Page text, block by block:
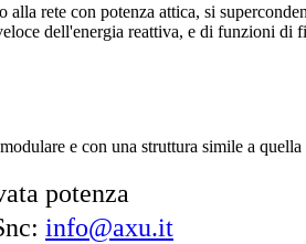
rete con potenza attica, si
dell'energia reattiva, e di funzioni di
e con una struttura simile a quella
potenza
info@axu.it